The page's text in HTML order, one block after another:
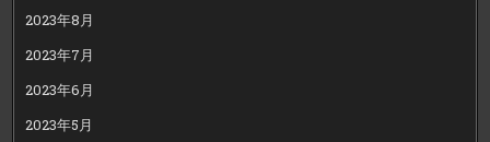
2023年8月
2023年7月
2023年6月
2023年5月